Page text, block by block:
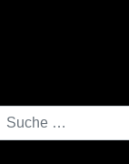
Suchen